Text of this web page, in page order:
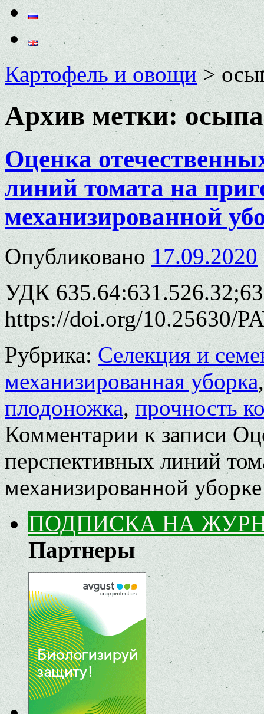
Картофель и овощи>
Архив метки:
Оценка
линий томата на
механизированной
Опубликовано 17.09.2020
УДК
https://doi.org/10.25630/
Рубрика: Селекция и
механизированная уборка
плодоножка,прочность
Комментариик записи
перспективных линий
механизированной уборке
ПОДПИСКА НА
Партнеры